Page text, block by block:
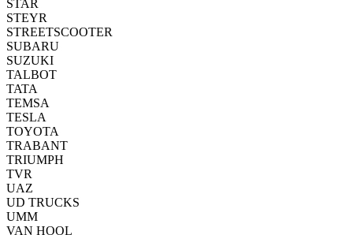
STAR
STEYR
STREETSCOOTER
SUBARU
SUZUKI
TALBOT
TATA
TEMSA
TESLA
TOYOTA
TRABANT
TRIUMPH
TVR
UAZ
UD TRUCKS
UMM
VAN HOOL